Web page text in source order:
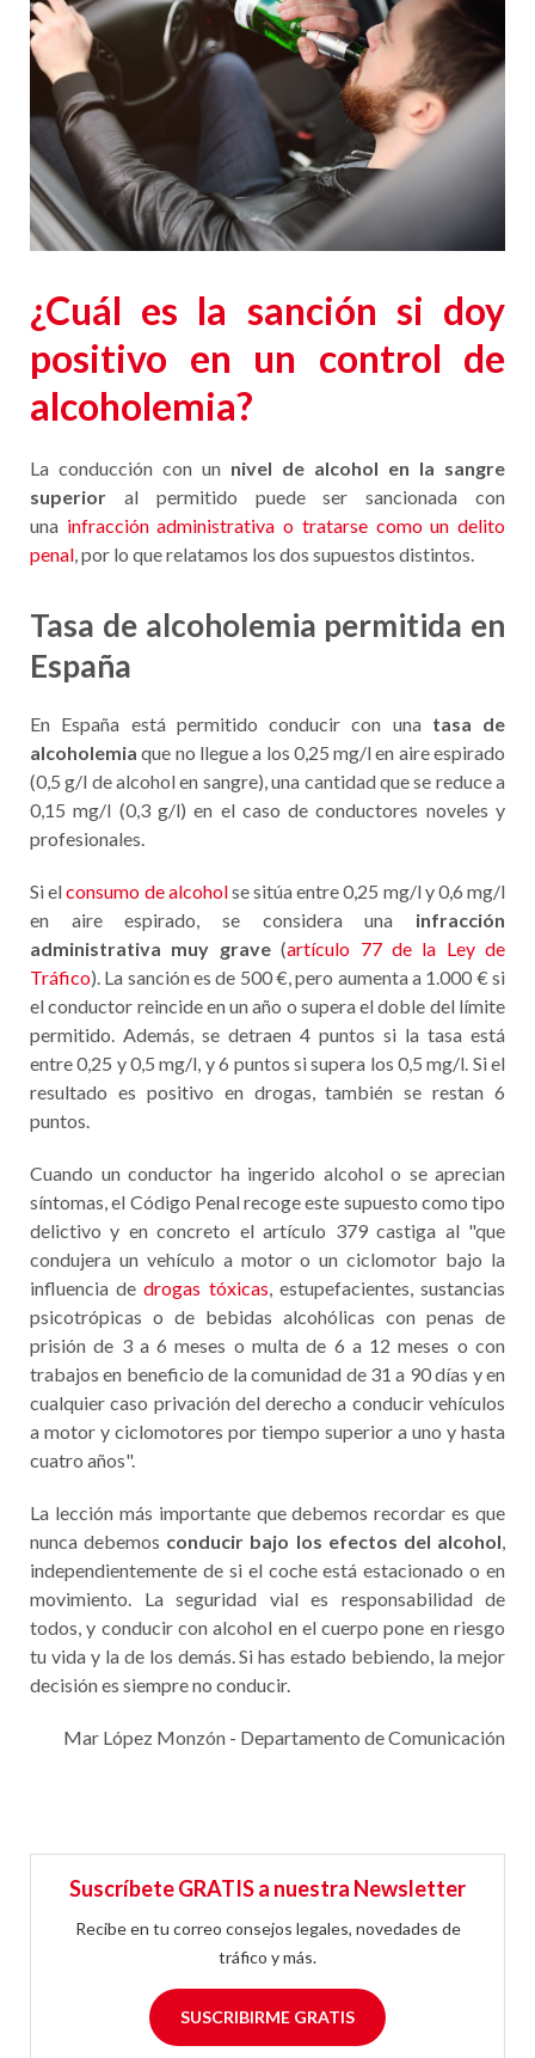
¿Cuál es la sanción si doy
positivo en un control de
alcoholemia?
La conducción con un nivel de alcohol en la sangre
superior al permitido puede ser sancionada con
una infracción administrativa o tratarse como un delito
penal , por lo que relatamos los dos supuestos distintos.
Tasa de alcoholemia permitida en
España
En España está permitido conducir con una tasa de
alcoholemia que no llegue a los 0,25 mg/l en aire espirado
(0,5 g/l de alcohol en sangre), una cantidad que se reduce a
0,15 mg/l (0,3 g/l) en el caso de conductores noveles y
profesionales.
Si elconsumo de alcoholse sitúa entre 0,25 mg/l y 0,6 mg/l
en aire espirado, se considera una infracción
administrativa muy grave(artículo 77 de la Ley de
Tráfico). La sanción es de 500 €, pero aumenta a 1.000 € si
el conductor reincide en un año o supera el doble del límite
permitido. Además, se detraen 4 puntos si la tasa está
entre 0,25 y 0,5 mg/l, y 6 puntos si supera los 0,5 mg/l. Si el
resultado es positivo en drogas, también se restan 6
puntos.
Cuando un conductor ha ingerido alcohol o se aprecian
síntomas, el Código Penal recoge este supuesto como tipo
delictivo y en concreto el artículo 379 castiga al "que
condujera un vehículo a motor o un ciclomotor bajo la
influencia dedrogas tóxicas , estupefacientes, sustancias
psicotrópicas o de bebidas alcohólicas con penas de
prisión de 3 a 6 meses o multa de 6 a 12 meses o con
trabajos en beneficio de la comunidad de 31 a 90 días y en
cualquier caso privación del derecho a conducir vehículos
a motor y ciclomotores por tiempo superior a uno y hasta
cuatro años".
La lección más importante que debemos recordar es que
nunca debemos conducir bajo los efectos del alcohol
independientemente de si el coche está estacionado o en
movimiento. La seguridad vial es responsabilidad de
todos, y conducir con alcohol en el cuerpo pone en riesgo
tu vida y la de los demás. Si has estado bebiendo, la mejor
decisión es siempre no conducir.
Mar López Monzón - Departamento de Comunicación
Suscríbete GRATIS a nuestra Newsletter
Recibe en tu correo consejos legales, novedades de
tráfico y más.
SUSCRIBIRME GRATIS